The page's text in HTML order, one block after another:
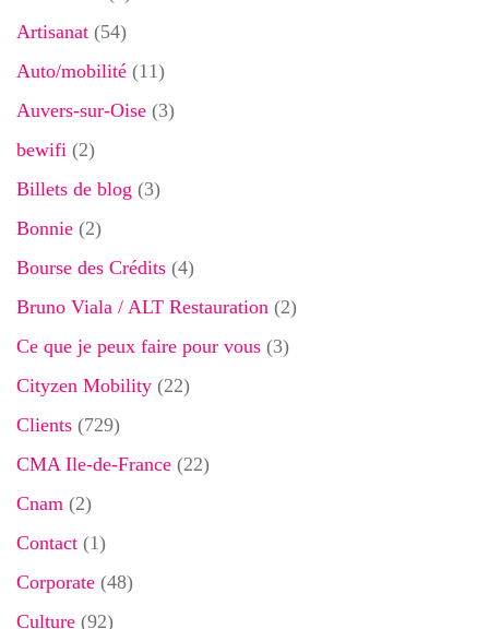
Artisanat (54)
Auto/mobilité (11)
Auvers-sur-Oise (3)
bewifi (2)
Billets de blog (3)
Bonnie (2)
Bourse des Crédits (4)
Bruno Viala / ALT Restauration (2)
Ce que je peux faire pour vous (3)
Cityzen Mobility (22)
Clients (729)
CMA Ile-de-France (22)
Cnam (2)
Contact (1)
Corporate (48)
Culture (92)